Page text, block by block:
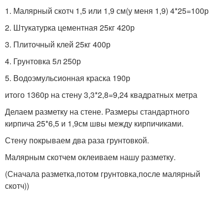
1. Малярный скотч 1,5 или 1,9 см(у меня 1,9) 4*25=100р
2. Штукатурка цементная 25кг 420р
3. Плиточный клей 25кг 400р
4. Грунтовка 5л 250р
5. Водоэмульсионная краска 190р
итого 1360р на стену 3,3*2,8=9,24 квадратных метра
Делаем разметку на стене. Размеры стандартного
кирпича 25*6,5 и 1,9см швы между кирпичиками.
Стену покрываем два раза грунтовкой.
Малярным скотчем оклеиваем нашу разметку.
(Сначала разметка,потом грунтовка,после малярный
скотч))